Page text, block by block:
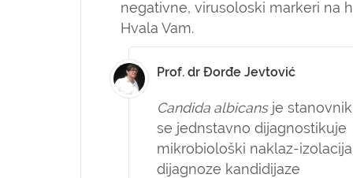
negativne, virusoloski markeri na
Hvala Vam.
Prof. dr Đorđe Jevtović
Candida albicansje stanovnik
se jednstavno
mikrobiološki naklaz-
dijagnoze kandidijaze